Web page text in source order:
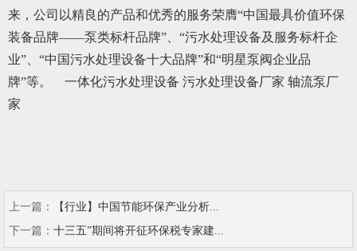
来，公司以精良的产品和优秀的服务荣膺“中国最具价值环保
装备品牌——泵类标杆品牌”、“污水处理设备及服务标杆企
业”、“中国污水处理设备十大品牌”和“明星泵阀企业品
牌”等。 一体化污水处理设备 污水处理设备厂家 轴流泵厂
家
上一篇：
【行业】中国节能环保产业分析...
下一篇： 十三五”期间将开征环保税专家建...